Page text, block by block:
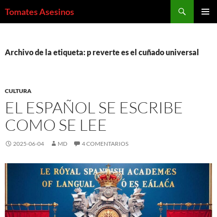
Tomates Asesinos
Archivo de la etiqueta: p reverte es el cuñado universal
CULTURA
EL ESPAÑOL SE ESCRIBE
COMO SE LEE
2025-06-04 MD 4 COMENTARIOS